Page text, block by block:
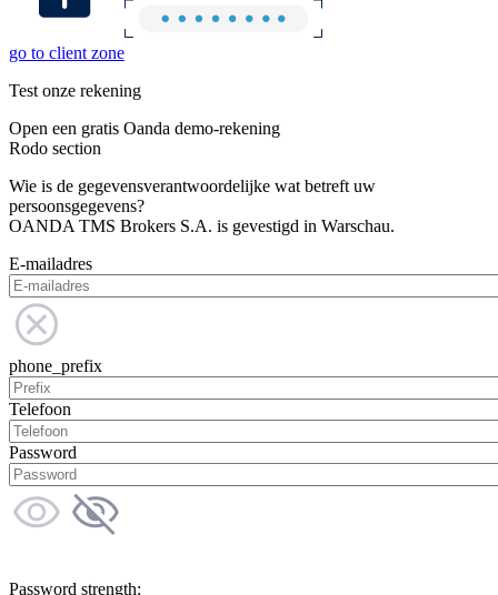
go to client zone
Test onze rekening
Open een gratis Oanda demo-rekening
Rodo section
Wie is de gegevensverantwoordelijke wat betreft uw
persoonsgegevens?
OANDA TMS Brokers S.A. is gevestigd in Warschau.
E-mailadres
phone_prefix
Telefoon
Password
Password strength: